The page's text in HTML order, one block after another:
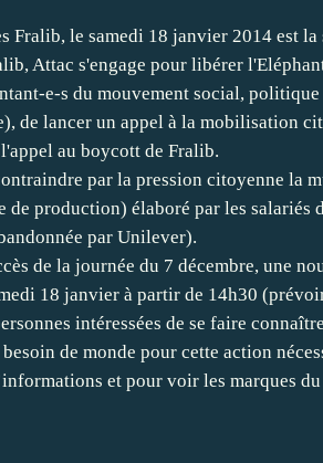
Fralib, le samedi 18 janvier 2014 est
Attac s'engage pour libérer
e-s du mouvement social,
de lancer un appel à la mobilisation
au boycott de Fralib.
par la pression citoyenne la
de production) élaboré par les salariés
par Unilever).
de la journée du 7 décembre, une
18 janvier à partir de 14h30
intéressées de se faire
de monde pour cette action
et pour voir les marques